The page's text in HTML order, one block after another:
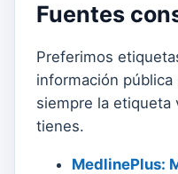
Fuentes
Preferimos
información
siempre la etiqueta
tienes.
MedlinePlus: